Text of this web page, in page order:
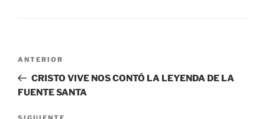
entradas
Entrada
anterior:
ANTERIOR
CRISTO VIVE NOS CONTÓ LA LEYENDA DE LA
FUENTE SANTA